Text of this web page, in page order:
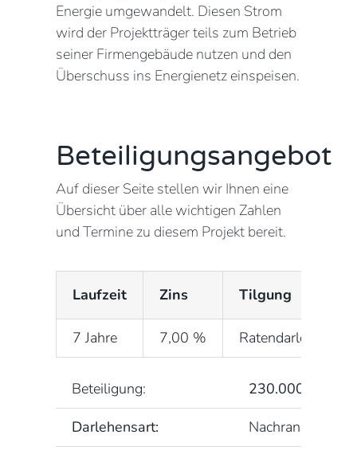
Energie umgewandelt. Diesen Strom
wird der Projektträger teils zum Betrieb
seiner Firmengebäude nutzen und den
Überschuss ins Energienetz einspeisen.
Beteiligungsangebot
Auf dieser Seite stellen wir Ihnen eine
Übersicht über alle wichtigen Zahlen
und Termine zu diesem Projekt bereit.
Laufzeit Zins Tilgung
7 Jahre 7,00 % Ratendarlehen
Beteiligung:
230.000 EUR
Darlehensart: